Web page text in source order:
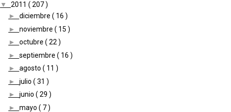
▼ 2011 ( 207 )
► diciembre ( 16 )
► noviembre ( 15 )
► octubre ( 22 )
► septiembre ( 16 )
► agosto ( 11 )
► julio ( 31 )
► junio ( 29 )
► mayo ( 7 )